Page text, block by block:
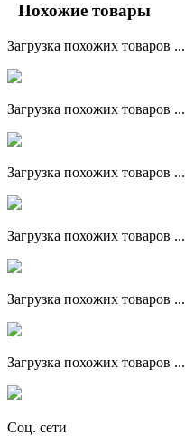
Похожие товары
Загрузка похожих товаров ...
Загрузка похожих товаров ...
Загрузка похожих товаров ...
Загрузка похожих товаров ...
Загрузка похожих товаров ...
Загрузка похожих товаров ...
Соц. сети